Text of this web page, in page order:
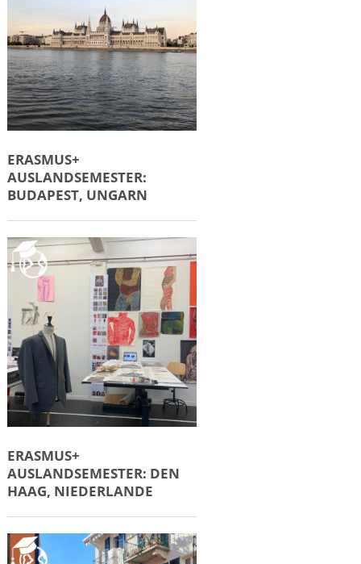
ERASMUS+
AUSLANDSEMESTER:
BUDAPEST, UNGARN
ERASMUS+
AUSLANDSEMESTER: DEN
HAAG, NIEDERLANDE